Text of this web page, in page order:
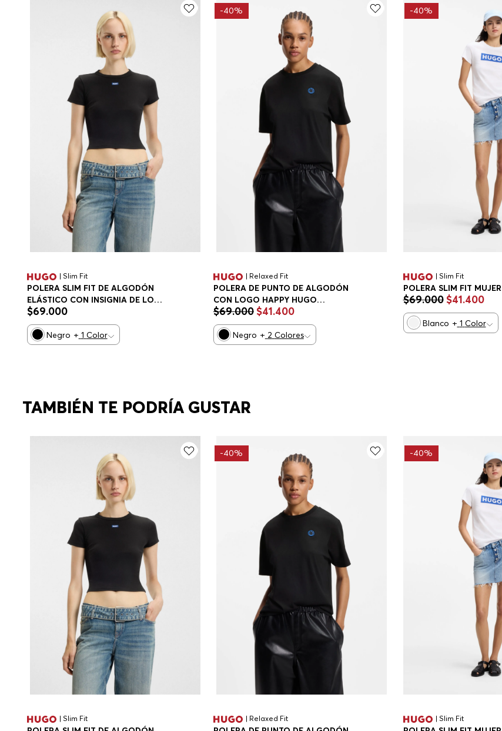
| Slim Fit
POLERA SLIM FIT DE ALGODÓN
ELÁSTICO CON INSIGNIA DE LOGO
PLAYERA SLIM FIT MUJER
$69.000
Negro + 1 Color
-40%
| Relaxed Fit
POLERA DE PUNTO DE ALGODÓN
CON LOGO HAPPY HUGO
PLAYERA RELAXED FIT MUJER
$69.000 $41.400
Negro + 2 Colores
-40%
| Slim Fit
POLERA SLIM FIT MUJER
$69.000 $41.400
Blanco + 1 Color
TAMBIÉN TE PODRÍA GUSTAR
| Slim Fit
-40%
| Relaxed Fit
-40%
| Slim Fit